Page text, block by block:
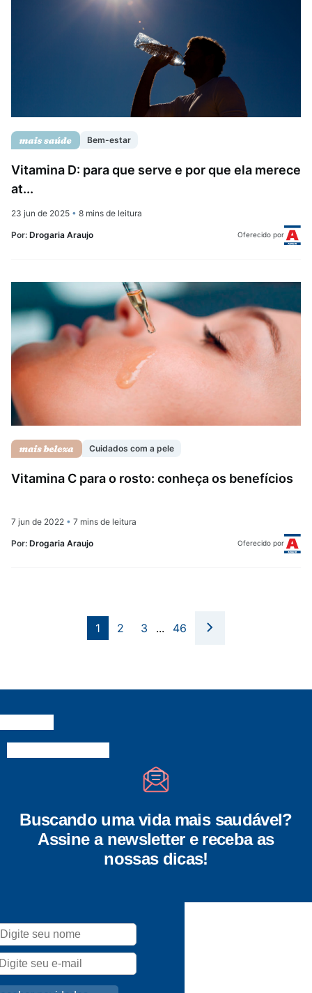
Bem-estar
Vitamina D: para que serve e por que ela merece
at...
23 jun de 2025 • 8 mins de leitura
Por: Drogaria Araujo Oferecido por
Cuidados com a pele
Vitamina C para o rosto: conheça os benefícios
7 jun de 2022 • 7 mins de leitura
Por: Drogaria Araujo Oferecido por
1 2 3 ... 46
Buscando uma vida mais saudável?
Assine a newsletter e receba as
nossas dicas!